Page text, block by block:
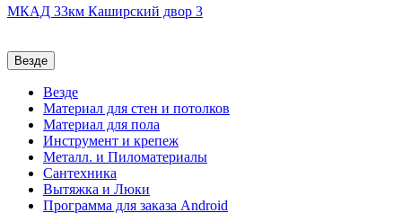
МКАД 33км Каширский двор 3
Везде
Везде
Материал для стен и потолков
Материал для пола
Инструмент и крепеж
Металл. и Пиломатериалы
Сантехника
Вытяжка и Люки
Программа для заказа Android